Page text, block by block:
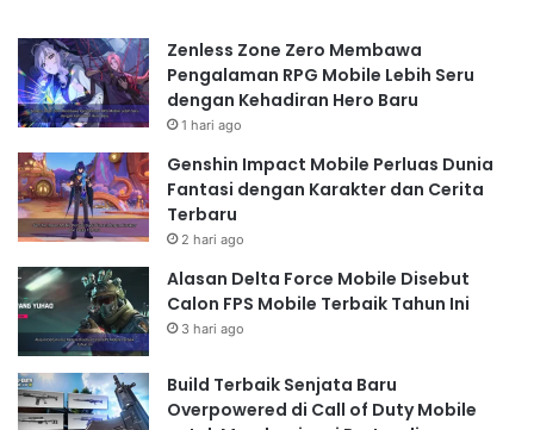
Zenless Zone Zero Membawa
Pengalaman RPG Mobile Lebih Seru
dengan Kehadiran Hero Baru
1 hari ago
Genshin Impact Mobile Perluas Dunia
Fantasi dengan Karakter dan Cerita
Terbaru
2 hari ago
Alasan Delta Force Mobile Disebut
Calon FPS Mobile Terbaik Tahun Ini
3 hari ago
Build Terbaik Senjata Baru
Overpowered di Call of Duty Mobile